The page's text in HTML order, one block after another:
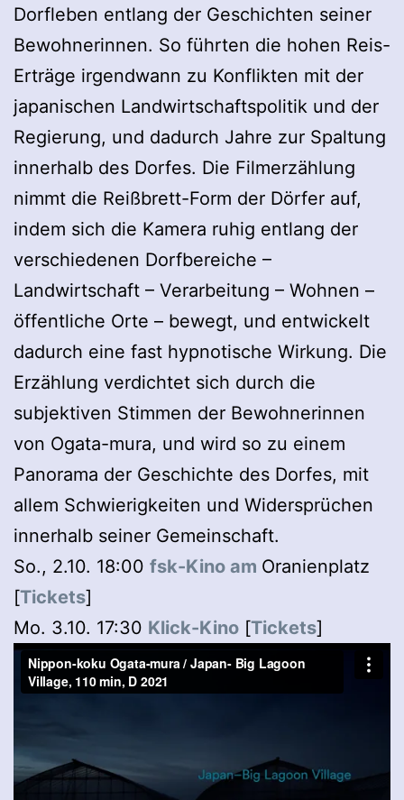
Dorfleben entlang der Geschichten seiner
Bewohnerinnen. So führten die hohen Reis-
Erträge irgendwann zu Konflikten mit der
japanischen Landwirtschaftspolitik und der
Regierung, und dadurch Jahre zur Spaltung
innerhalb des Dorfes. Die Filmerzählung
nimmt die Reißbrett-Form der Dörfer auf,
indem sich die Kamera ruhig entlang der
verschiedenen Dorfbereiche –
Landwirtschaft – Verarbeitung – Wohnen –
öffentliche Orte – bewegt, und entwickelt
dadurch eine fast hypnotische Wirkung. Die
Erzählung verdichtet sich durch die
subjektiven Stimmen der Bewohnerinnen
von Ogata-mura, und wird so zu einem
Panorama der Geschichte des Dorfes, mit
allem Schwierigkeiten und Widersprüchen
innerhalb seiner Gemeinschaft.
So., 2.10. 18:00 fsk-Kino am Oranienplatz
[Tickets]
Mo. 3.10. 17:30 Klick-Kino [Tickets]